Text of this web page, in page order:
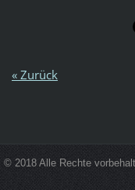
« Zurück
© 2018 Alle Rechte